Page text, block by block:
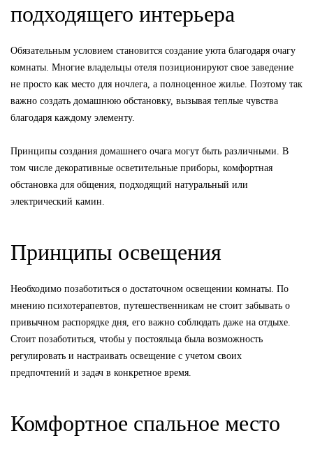
подходящего интерьера
Обязательным условием становится создание уюта благодаря очагу
комнаты. Многие владельцы отеля позиционируют свое заведение
не просто как место для ночлега, а полноценное жилье. Поэтому так
важно создать домашнюю обстановку, вызывая теплые чувства
благодаря каждому элементу.
Принципы создания домашнего очага могут быть различными. В
том числе декоративные осветительные приборы, комфортная
обстановка для общения, подходящий натуральный или
электрический камин.
Принципы освещения
Необходимо позаботиться о достаточном освещении комнаты. По
мнению психотерапевтов, путешественникам не стоит забывать о
привычном распорядке дня, его важно соблюдать даже на отдыхе.
Стоит позаботиться, чтобы у постояльца была возможность
регулировать и настраивать освещение с учетом своих
предпочтений и задач в конкретное время.
Комфортное спальное место